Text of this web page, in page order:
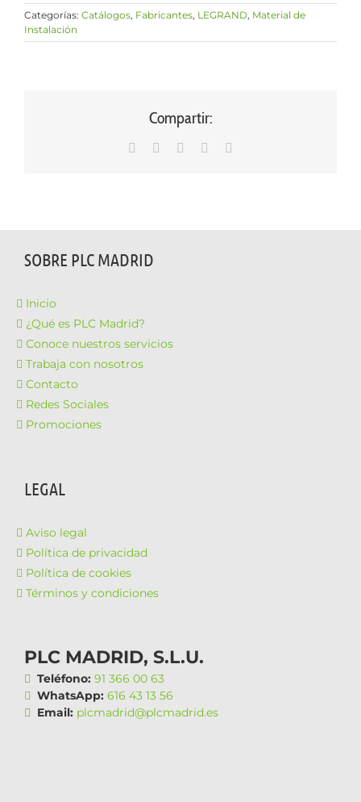
Categorías: Catálogos, Fabricantes, LEGRAND, Material de
Instalación
Compartir:
WhatsAppLinkedInFacebook
SOBRE PLC MADRID
Inicio
¿Qué es PLC Madrid?
Conoce nuestros servicios
Trabaja con nosotros
Contacto
Redes Sociales
Promociones
LEGAL
Aviso legal
Política de privacidad
Política de cookies
Términos y condiciones
PLC MADRID, S.L.U.
Teléfono: 91 366 00 63
WhatsApp: 616 43 13 56
Email: plcmadrid@plcmadrid.es